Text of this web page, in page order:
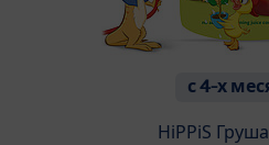
с 4-х
HiPPiS